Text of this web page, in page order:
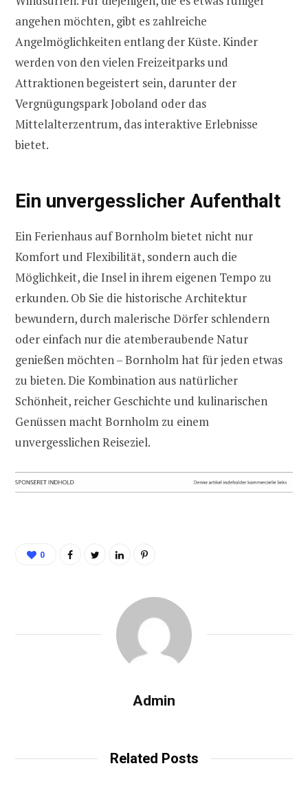
angehen möchten, gibt es zahlreiche
Angelmöglichkeiten entlang der Küste. Kinder
werden von den vielen Freizeitparks und
Attraktionen begeistert sein, darunter der
Vergnügungspark Joboland oder das
Mittelalterzentrum, das interaktive Erlebnisse
bietet.
Ein unvergesslicher Aufenthalt
Ein Ferienhaus auf Bornholm bietet nicht nur
Komfort und Flexibilität, sondern auch die
Möglichkeit, die Insel in ihrem eigenen Tempo zu
erkunden. Ob Sie die historische Architektur
bewundern, durch malerische Dörfer schlendern
oder einfach nur die atemberaubende Natur
genießen möchten – Bornholm hat für jeden etwas
zu bieten. Die Kombination aus natürlicher
Schönheit, reicher Geschichte und kulinarischen
Genüssen macht Bornholm zu einem
unvergesslichen Reiseziel.
0
Admin
Related Posts